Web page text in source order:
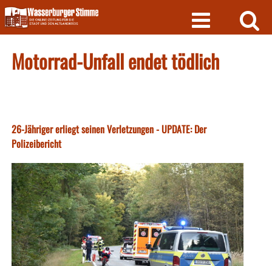
Skip
to
content
Motorrad-Unfall endet tödlich
26-Jähriger erliegt seinen Verletzungen - UPDATE: Der
Polizeibericht